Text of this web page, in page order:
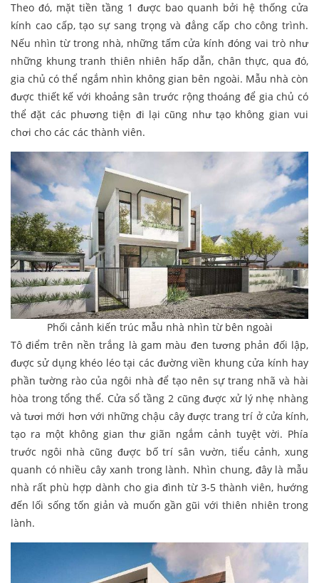
Theo đó, mặt tiền tầng 1 được bao quanh bởi hệ thống cửa
kính cao cấp, tạo sự sang trọng và đẳng cấp cho công trình.
Nếu nhìn từ trong nhà, những tấm cửa kính đóng vai trò như
những khung tranh thiên nhiên hấp dẫn, chân thực, qua đó,
gia chủ có thể ngắm nhìn không gian bên ngoài. Mẫu nhà còn
được thiết kế với khoảng sân trước rộng thoáng để gia chủ có
thể đặt các phương tiện đi lại cũng như tạo không gian vui
chơi cho các các thành viên.
Phối cảnh kiến trúc mẫu nhà nhìn từ bên ngoài
Tô điểm trên nền trắng là gam màu đen tương phản đối lập,
được sử dụng khéo léo tại các đường viền khung cửa kính hay
phần tường rào của ngôi nhà để tạo nên sự trang nhã và hài
hòa trong tổng thể. Cửa sổ tầng 2 cũng được xử lý nhẹ nhàng
và tươi mới hơn với những chậu cây được trang trí ở cửa kính,
tạo ra một không gian thư giãn ngắm cảnh tuyệt vời. Phía
trước ngôi nhà cũng được bố trí sân vườn, tiểu cảnh, xung
quanh có nhiều cây xanh trong lành. Nhìn chung, đây là mẫu
nhà rất phù hợp dành cho gia đình từ 3-5 thành viên, hướng
đến lối sống tốn giản và muốn gần gũi với thiên nhiên trong
lành.